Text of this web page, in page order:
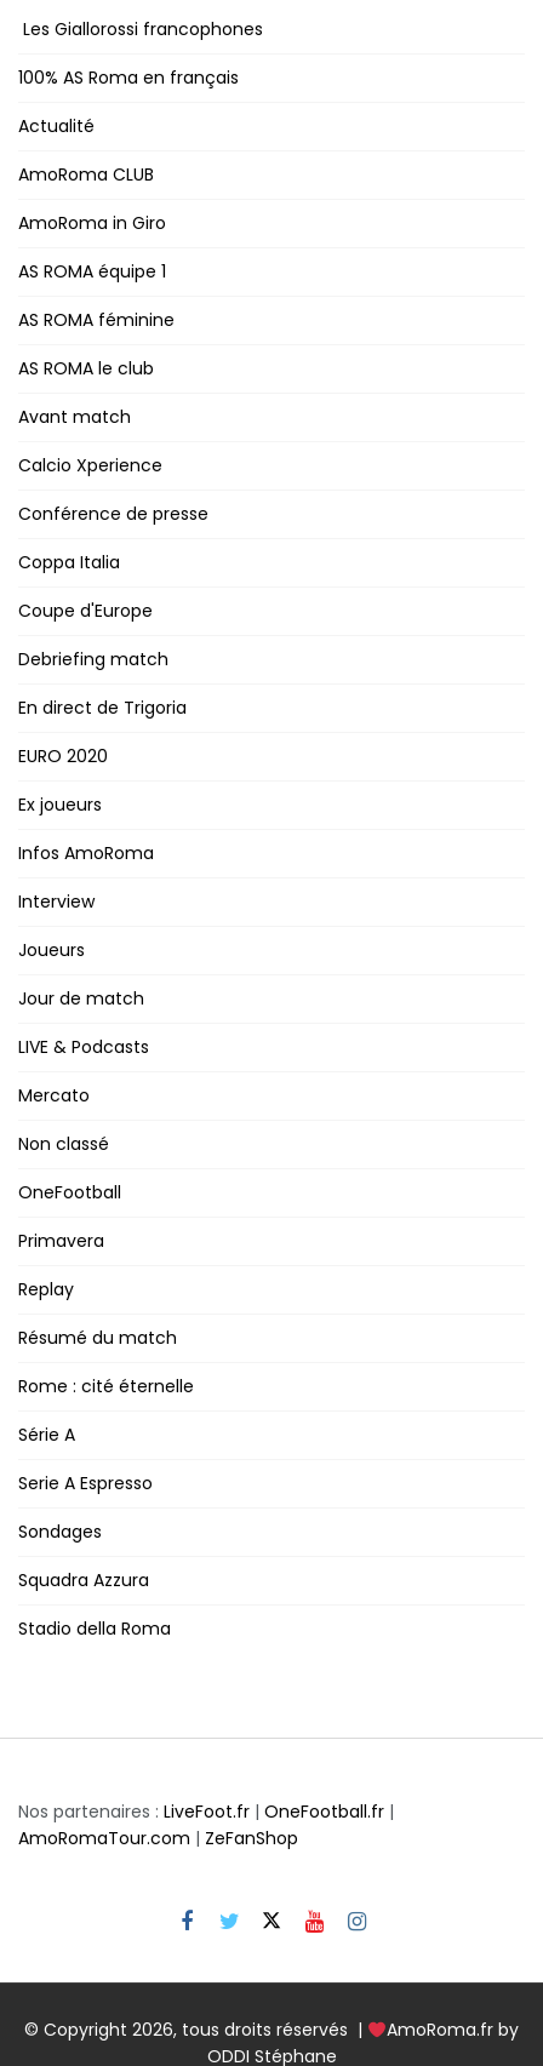
Les Giallorossi francophones
100% AS Roma en français
Actualité
AmoRoma CLUB
AmoRoma in Giro
AS ROMA équipe 1
AS ROMA féminine
AS ROMA le club
Avant match
Calcio Xperience
Conférence de presse
Coppa Italia
Coupe d'Europe
Debriefing match
En direct de Trigoria
EURO 2020
Ex joueurs
Infos AmoRoma
Interview
Joueurs
Jour de match
LIVE & Podcasts
Mercato
Non classé
OneFootball
Primavera
Replay
Résumé du match
Rome : cité éternelle
Série A
Serie A Espresso
Sondages
Squadra Azzura
Stadio della Roma
Nos partenaires : LiveFoot.fr | OneFootball.fr |
AmoRomaTour.com | ZeFanShop
© Copyright 2026, tous droits réservés |
AmoRoma.fr by
ODDI Stéphane